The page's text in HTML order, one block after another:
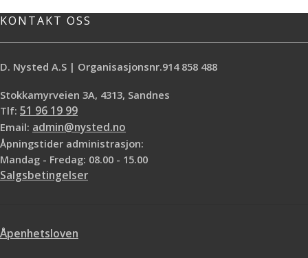
Bruksområde: Dør, Lister innvendig
malingsopptak *Ergonomisk skaft
Detaljer, Dør, Vegg, Vindu, Lister og
KONTAKT OSS
D. Nysted A.S | Organisasjonsnr.914 858 488
Stokkamyrveien 3A, 4313, Sandnes
Tlf: 51 96 19 99
Email: admin@nysted.no
Åpningstider administrasjon:
Mandag - Fredag: 08.00 - 15.00
Salgsbetingelser
Åpenhetsloven